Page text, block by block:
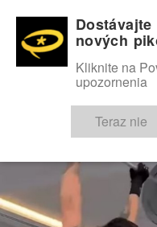
OMG! SEXICE
nových
Kliknite na
upozornenia
Teraz nie